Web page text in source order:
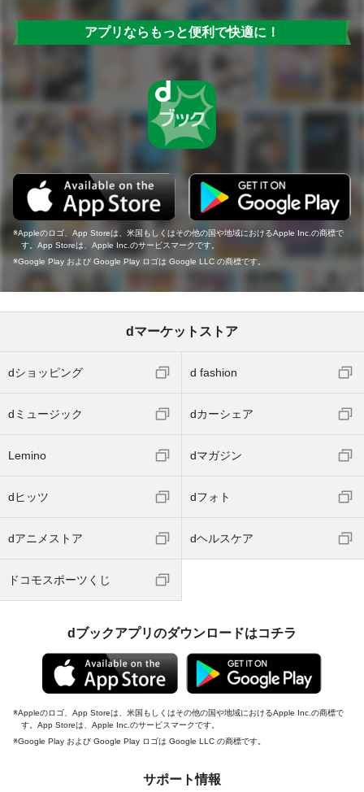
アプリならもっと便利で快適に！
Appleのロゴ、App Storeは、米国もしくはその他の国や地域におけるApple Inc.の商標で
す。App Storeは、Apple Inc.のサービスマークです。
Google Play および Google Play ロゴは Google LLC の商標です。
dマーケットストア
dショッピング d fashion
dミュージック dカーシェア
Lemino dマガジン
dヒッツ dフォト
dアニメストア dヘルスケア
ドコモスポーツくじ
dブックアプリのダウンロードはコチラ
Appleのロゴ、App Storeは、米国もしくはその他の国や地域におけるApple Inc.の商標で
す。App Storeは、Apple Inc.のサービスマークです。
Google Play および Google Play ロゴは Google LLC の商標です。
サポート情報